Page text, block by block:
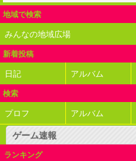
地域で検索
みんなの地域広場
新着投稿
日記 アルバム
検索
プロフ アルバム
ゲーム速報
ランキング